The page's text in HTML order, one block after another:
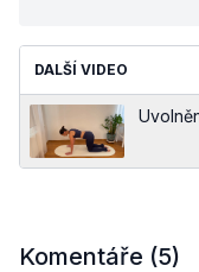
DALŠÍ VIDEO
Komentáře (5)